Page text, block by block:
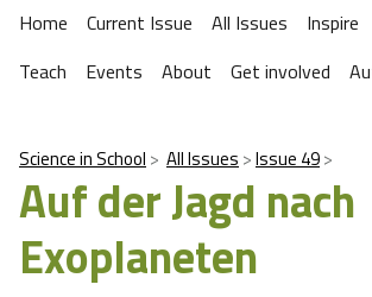
Home
Current Issue All Issues Inspire
Teach
Events About Get involved
Science in School All Issues Issue 49
Auf der Jagd nach
Exoplaneten